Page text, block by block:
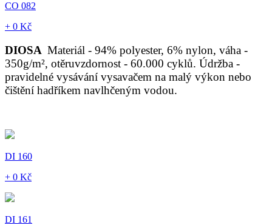
CO 082
+ 0 Kč
DIOSA Materiál - 94% polyester, 6% nylon, váha -
350g/m², otěruvzdornost - 60.000 cyklů. Údržba -
pravidelné vysávání vysavačem na malý výkon nebo
čištění hadříkem navlhčeným vodou.
DI 160
+ 0 Kč
DI 161